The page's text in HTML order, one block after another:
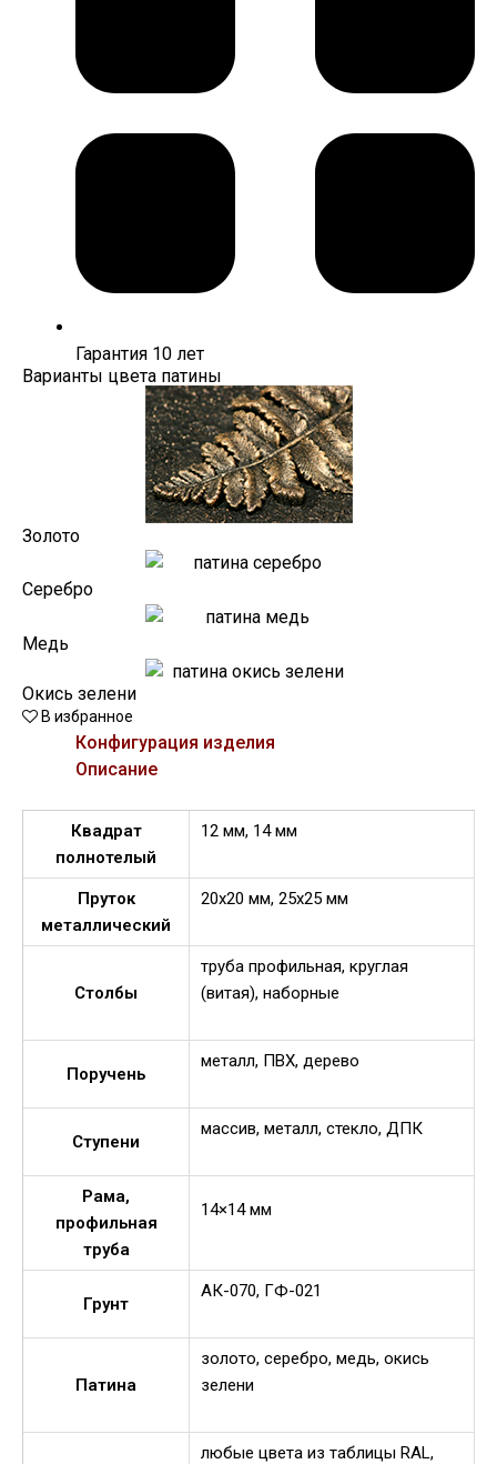
Гарантия 10 лет
Варианты цвета патины
Золото
Серебро
Медь
Окись зелени
В избранное
Конфигурация изделия
Описание
Квадрат
полнотелый
12 мм, 14 мм
Пруток
металлический
20х20 мм, 25х25 мм
Столбы
труба профильная, круглая
(витая), наборные
Поручень
металл, ПВХ, дерево
Ступени
массив, металл, стекло, ДПК
Рама,
профильная
труба
14×14 мм
Грунт
АК-070, ГФ-021
Патина
золото, серебро, медь, окись
зелени
любые цвета из таблицы RAL,